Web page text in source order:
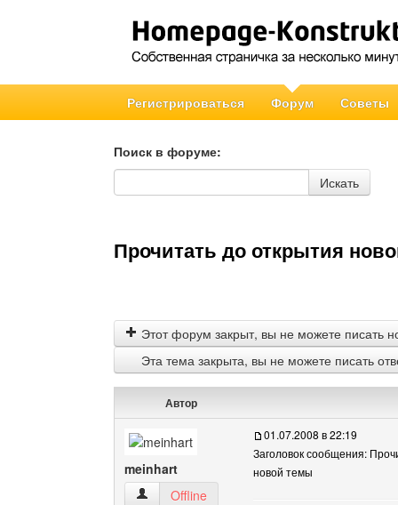
Регистрироваться Форум Советы
Поиск в форуме:
Поиск в форуме
Искать
Прочитать до открытия
Этот форум закрыт, вы не можете писать
Эта тема закрыта, вы не можете писать
Автор
meinhart
meinhart Посмотреть профиль
Offline
01.07.2008 в 22:19
Заголовок сообщения:
новой темы